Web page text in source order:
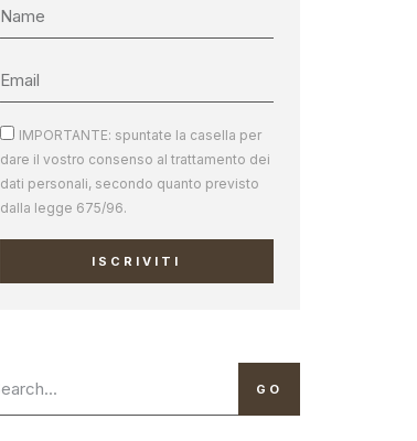
IMPORTANTE: spuntate la casella per
dare il vostro consenso al trattamento dei
dati personali, secondo quanto previsto
dalla legge 675/96.
ISCRIVITI
GO